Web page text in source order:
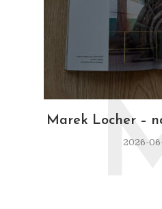
Marek Locher –
2026-